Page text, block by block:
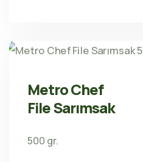
Metro Chef
File Sarımsak
500 gr.